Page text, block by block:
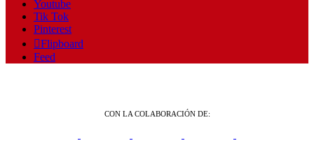
Youtube
Tik Tok
Pinterest
Flipboard
Feed
CON LA COLABORACIÓN DE: